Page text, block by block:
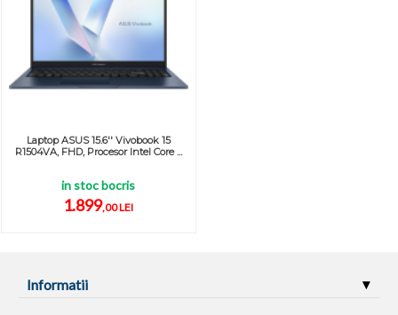
Laptop ASUS 15.6'' Vivobook 15
R1504VA, FHD, Procesor Intel Core ...
in stoc bocris
1.899,00 LEI
Informatii